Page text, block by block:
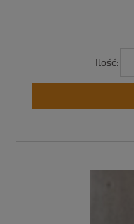
Ilość: